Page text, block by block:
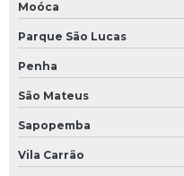
Moóca
Parque São Lucas
Penha
São Mateus
Sapopemba
Vila Carrão